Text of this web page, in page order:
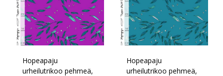
Hopeapaju
urheilutrikoo pehmeä,
Hopeapaju
urheilutrikoo pehmeä,